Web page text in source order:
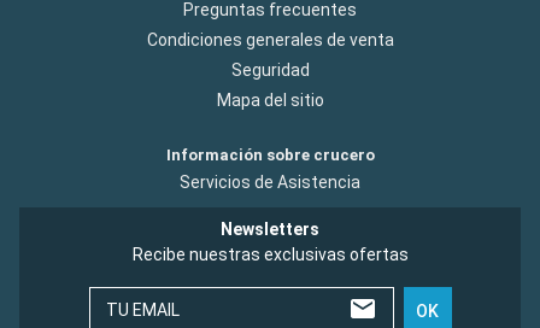
Preguntas frecuentes
Condiciones generales de venta
Seguridad
Mapa del sitio
Información sobre crucero
Servicios de Asistencia
Newsletters
Recibe nuestras exclusivas ofertas
TU EMAIL OK